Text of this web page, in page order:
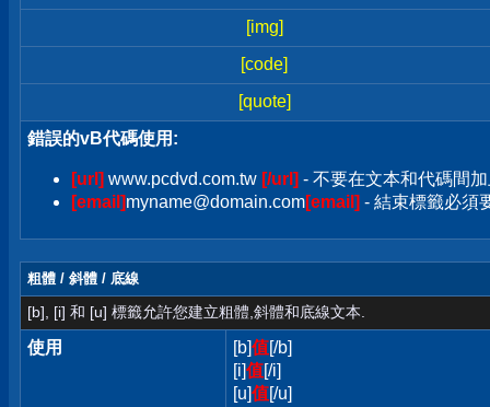
[img]
[code]
[quote]
錯誤的vB代碼使用:
[url] www.pcdvd.com.tw [/url] - 不要在文本和代碼間
[email]myname@domain.com[email] - 結束標籤必須
粗體 / 斜體 / 底線
[b], [i] 和 [u] 標籤允許您建立粗體,斜體和底線文本.
使用 [b]值[/b]
[i]值[/i]
[u]值[/u]